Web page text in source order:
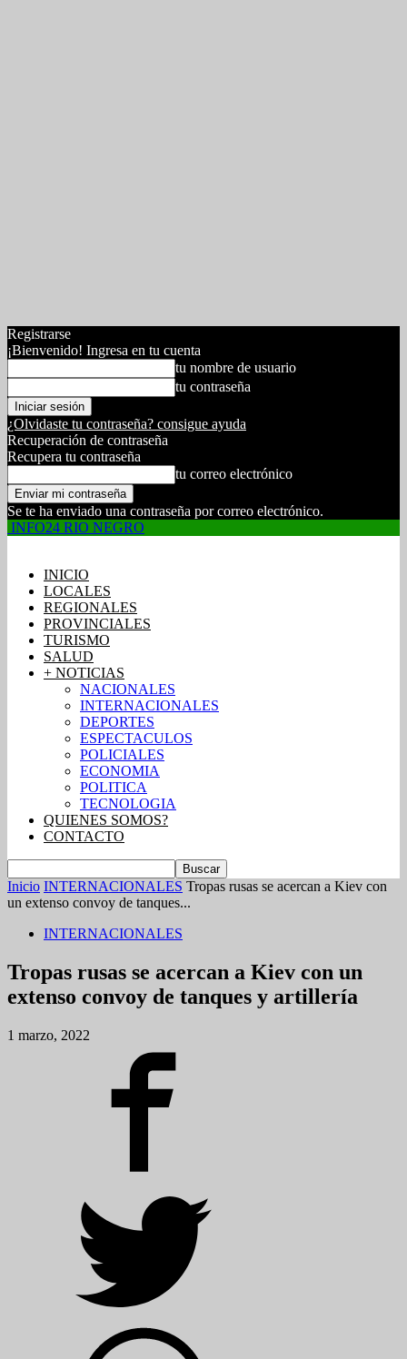
Registrarse
¡Bienvenido! Ingresa en tu cuenta
tu nombre de usuario
tu contraseña
¿Olvidaste tu contraseña? consigue ayuda
Recuperación de contraseña
Recupera tu contraseña
tu correo electrónico
Se te ha enviado una contraseña por correo electrónico.
INFO24 RIO NEGRO
INICIO
LOCALES
REGIONALES
PROVINCIALES
TURISMO
SALUD
+ NOTICIAS
NACIONALES
INTERNACIONALES
DEPORTES
ESPECTACULOS
POLICIALES
ECONOMIA
POLITICA
TECNOLOGIA
QUIENES SOMOS?
CONTACTO
Inicio INTERNACIONALES Tropas rusas se acercan a Kiev con
un extenso convoy de tanques...
INTERNACIONALES
Tropas rusas se acercan a Kiev con un
extenso convoy de tanques y artillería
1 marzo, 2022